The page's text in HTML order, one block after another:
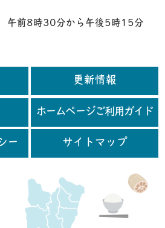
午前8時30分から午後5時15分
更新情報
ホームページご利用ガイド
ー サイトマップ